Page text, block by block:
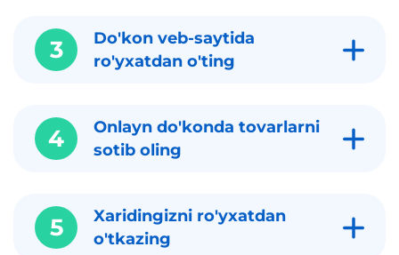
3
Do'kon veb-saytida
ro'yxatdan o'ting
4
Onlayn do'konda tovarlarni
sotib oling
5
Xaridingizni ro'yxatdan
o'tkazing